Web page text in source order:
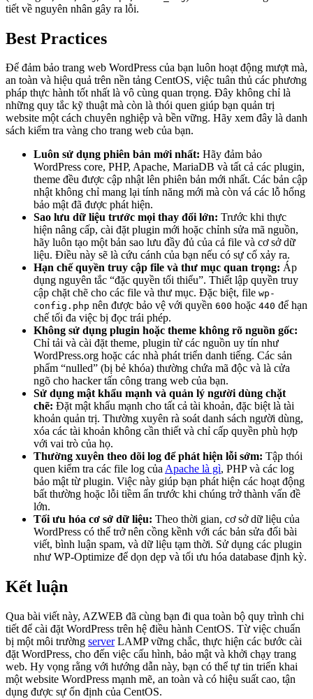
tiết về nguyên nhân gây ra lỗi.
Best Practices
Để đảm bảo trang web WordPress của bạn luôn hoạt động mượt mà,
an toàn và hiệu quả trên nền tảng CentOS, việc tuân thủ các phương
pháp thực hành tốt nhất là vô cùng quan trọng. Đây không chỉ là
những quy tắc kỹ thuật mà còn là thói quen giúp bạn quản trị
website một cách chuyên nghiệp và bền vững. Hãy xem đây là danh
sách kiểm tra vàng cho trang web của bạn.
Luôn sử dụng phiên bản mới nhất: Hãy đảm bảo
WordPress core, PHP, Apache, MariaDB và tất cả các plugin,
theme đều được cập nhật lên phiên bản mới nhất. Các bản cập
nhật không chỉ mang lại tính năng mới mà còn vá các lỗ hổng
bảo mật đã được phát hiện.
Sao lưu dữ liệu trước mọi thay đổi lớn: Trước khi thực
hiện nâng cấp, cài đặt plugin mới hoặc chỉnh sửa mã nguồn,
hãy luôn tạo một bản sao lưu đầy đủ của cả file và cơ sở dữ
liệu. Điều này sẽ là cứu cánh của bạn nếu có sự cố xảy ra.
Hạn chế quyền truy cập file và thư mục quan trọng: Áp
dụng nguyên tắc “đặc quyền tối thiểu”. Thiết lập quyền truy
cập chặt chẽ cho các file và thư mục. Đặc biệt, file wp-
config.php nên được bảo vệ với quyền 600 hoặc 440 để hạn
chế tối đa việc bị đọc trái phép.
Không sử dụng plugin hoặc theme không rõ nguồn gốc:
Chỉ tải và cài đặt theme, plugin từ các nguồn uy tín như
WordPress.org hoặc các nhà phát triển danh tiếng. Các sản
phẩm “nulled” (bị bẻ khóa) thường chứa mã độc và là cửa
ngõ cho hacker tấn công trang web của bạn.
Sử dụng mật khẩu mạnh và quản lý người dùng chặt
chẽ: Đặt mật khẩu mạnh cho tất cả tài khoản, đặc biệt là tài
khoản quản trị. Thường xuyên rà soát danh sách người dùng,
xóa các tài khoản không cần thiết và chỉ cấp quyền phù hợp
với vai trò của họ.
Thường xuyên theo dõi log để phát hiện lỗi sớm: Tập thói
quen kiểm tra các file log củaApache là gì, PHP và các log
bảo mật từ plugin. Việc này giúp bạn phát hiện các hoạt động
bất thường hoặc lỗi tiềm ẩn trước khi chúng trở thành vấn đề
lớn.
Tối ưu hóa cơ sở dữ liệu: Theo thời gian, cơ sở dữ liệu của
WordPress có thể trở nên cồng kềnh với các bản sửa đổi bài
viết, bình luận spam, và dữ liệu tạm thời. Sử dụng các plugin
như WP-Optimize để dọn dẹp và tối ưu hóa database định kỳ.
Kết luận
Qua bài viết này, AZWEB đã cùng bạn đi qua toàn bộ quy trình chi
tiết để cài đặt WordPress trên hệ điều hành CentOS. Từ việc chuẩn
bị một môi trường serverLAMP vững chắc, thực hiện các bước cài
đặt WordPress, cho đến việc cấu hình, bảo mật và khởi chạy trang
web. Hy vọng rằng với hướng dẫn này, bạn có thể tự tin triển khai
một website WordPress mạnh mẽ, an toàn và có hiệu suất cao, tận
dụng được sự ổn định của CentOS.